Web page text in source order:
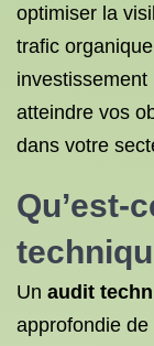
optimiser la
trafic
atteindre vos
dans votre
Qu’est-
Un audit
approfondie